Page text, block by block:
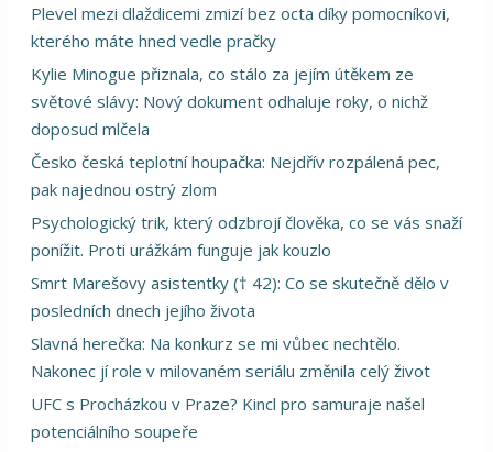
Plevel mezi dlaždicemi zmizí bez octa díky pomocníkovi,
kterého máte hned vedle pračky
Kylie Minogue přiznala, co stálo za jejím útěkem ze
světové slávy: Nový dokument odhaluje roky, o nichž
doposud mlčela
Česko česká teplotní houpačka: Nejdřív rozpálená pec,
pak najednou ostrý zlom
Psychologický trik, který odzbrojí člověka, co se vás snaží
ponížit. Proti urážkám funguje jak kouzlo
Smrt Marešovy asistentky († 42): Co se skutečně dělo v
posledních dnech jejího života
Slavná herečka: Na konkurz se mi vůbec nechtělo.
Nakonec jí role v milovaném seriálu změnila celý život
UFC s Procházkou v Praze? Kincl pro samuraje našel
potenciálního soupeře